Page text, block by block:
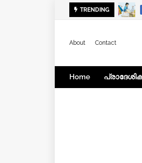
TRENDING
About Contact
Home